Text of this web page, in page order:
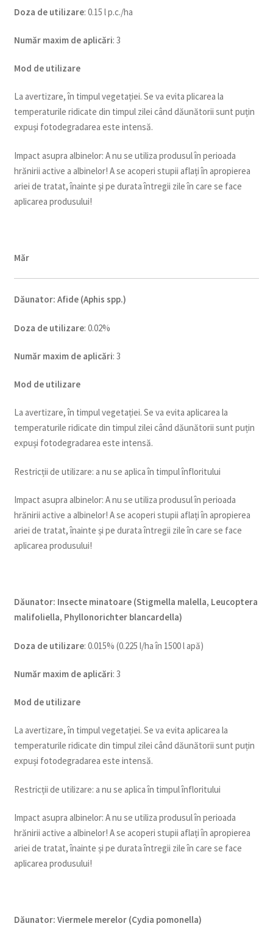
Doza de utilizare: 0.15 l p.c./ha
Număr maxim de aplicări: 3
Mod de utilizare
La avertizare, în timpul vegetației. Se va evita plicarea la
temperaturile ridicate din timpul zilei când dăunătorii sunt puțin
expuși fotodegradarea este intensă.
Impact asupra albinelor: A nu se utiliza produsul în perioada
hrănirii active a albinelor! A se acoperi stupii aflați în apropierea
ariei de tratat, înainte și pe durata întregii zile în care se face
aplicarea produsului!
Măr
Dăunator: Afide (Aphis spp.)
Doza de utilizare: 0.02%
Număr maxim de aplicări: 3
Mod de utilizare
La avertizare, în timpul vegetației. Se va evita aplicarea la
temperaturile ridicate din timpul zilei când dăunătorii sunt puțin
expuși fotodegradarea este intensă.
Restricții de utilizare: a nu se aplica în timpul înfloritului
Impact asupra albinelor: A nu se utiliza produsul în perioada
hrănirii active a albinelor! A se acoperi stupii aflați în apropierea
ariei de tratat, înainte și pe durata întregii zile în care se face
aplicarea produsului!
Dăunator: Insecte minatoare (Stigmella malella, Leucoptera
malifoliella, Phyllonorichter blancardella)
Doza de utilizare: 0.015% (0.225 l/ha în 1500 l apă)
Număr maxim de aplicări: 3
Mod de utilizare
La avertizare, în timpul vegetației. Se va evita aplicarea la
temperaturile ridicate din timpul zilei când dăunătorii sunt puțin
expuși fotodegradarea este intensă.
Restricții de utilizare: a nu se aplica în timpul înfloritului
Impact asupra albinelor: A nu se utiliza produsul în perioada
hrănirii active a albinelor! A se acoperi stupii aflați în apropierea
ariei de tratat, înainte și pe durata întregii zile în care se face
aplicarea produsului!
Dăunator: Viermele merelor (Cydia pomonella)